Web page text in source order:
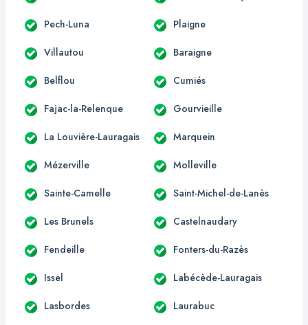
Pech-Luna Plaigne
Villautou Baraigne
Belflou Cumiés
Fajac-la-Relenque Gourvieille
La Louvière-Lauragais Marquein
Mézerville Molleville
Sainte-Camelle Saint-Michel-de-Lanès
Les Brunels Castelnaudary
Fendeille Fonters-du-Razès
Issel Labécède-Lauragais
Lasbordes Laurabuc